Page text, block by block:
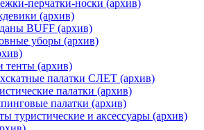
перчатки-носки (архив)
(архив)
BUFF (архив)
уборы (архив)
тенты (архив)
палатки СЛЕТ (архив)
палатки (архив)
палатки (архив)
туристические и аксессуары (архив)